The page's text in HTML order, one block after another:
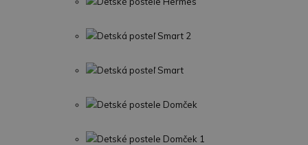
Detská posteľ Smart 2
Detská posteľ Smart
Detské postele Domček
Detské postele Domček 1